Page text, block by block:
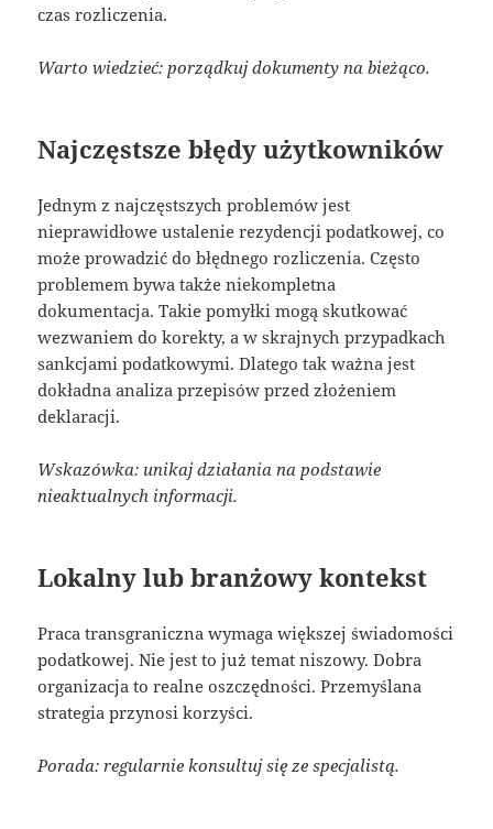
czas rozliczenia.
Warto wiedzieć: porządkuj dokumenty na bieżąco.
Najczęstsze błędy użytkowników
Jednym z najczęstszych problemów jest
nieprawidłowe ustalenie rezydencji podatkowej, co
może prowadzić do błędnego rozliczenia. Często
problemem bywa także niekompletna
dokumentacja. Takie pomyłki mogą skutkować
wezwaniem do korekty, a w skrajnych przypadkach
sankcjami podatkowymi. Dlatego tak ważna jest
dokładna analiza przepisów przed złożeniem
deklaracji.
Wskazówka: unikaj działania na podstawie
nieaktualnych informacji.
Lokalny lub branżowy kontekst
Praca transgraniczna wymaga większej świadomości
podatkowej. Nie jest to już temat niszowy. Dobra
organizacja to realne oszczędności. Przemyślana
strategia przynosi korzyści.
Porada: regularnie konsultuj się ze specjalistą.